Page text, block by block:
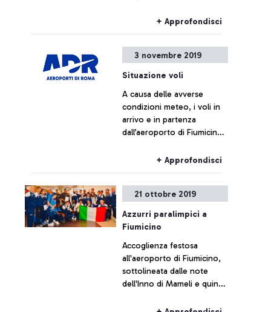
seguito di un grave
incidente stradale
+ Approfondisci
3 novembre 2019
Situazione voli
A causa delle avverse
condizioni meteo, i voli in
arrivo e in partenza
dall’aeroporto di Fiumicino
ritardi nelle prossime ore.
+ Approfondisci
21 ottobre 2019
Azzurri paralimpici a
Fiumicino
Accoglienza festosa
all'aeroporto di Fiumicino,
sottolineata dalle note
dell'Inno di Mameli e quindi
"Campioni azzurri", per la